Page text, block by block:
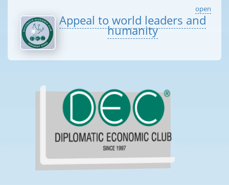
open
Appeal to world leaders and
humanity